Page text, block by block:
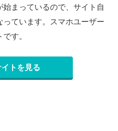
まっているので、サイト自
ています。スマホユーザー
す。
トを見る